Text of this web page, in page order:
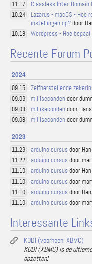
11.17 Classless Inter-Domain
10.24
Lazarus - macOS -
instellingen op?door
10.18 Wordpress - Hoe
Recente Forum
2024
09.15 Zelfherstellende
09.09 milliseconden door
09.08 milliseconden door Hans
09.08 milliseconden door
2023
11.23 arduino cursus door
11.22 arduino cursus door
11.10 arduino cursus door
11.10 arduino cursus door
11.10 arduino cursus door
11.10 arduino cursus door
Interessante
KODI (voorheen: XBMC)
KODI (XBMC) is de
opzetten!